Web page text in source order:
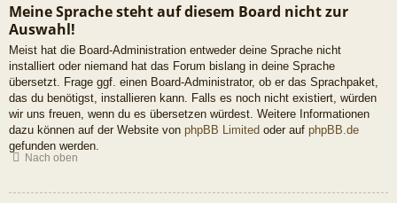
Meine Sprache steht auf diesem Board nicht zur
Auswahl!
Meist hat die Board-Administration entweder deine Sprache nicht
installiert oder niemand hat das Forum bislang in deine Sprache
übersetzt. Frage ggf. einen Board-Administrator, ob er das Sprachpaket,
das du benötigst, installieren kann. Falls es noch nicht existiert, würden
wir uns freuen, wenn du es übersetzen würdest. Weitere Informationen
dazu können auf der Website von phpBB Limited oder auf phpBB.de
gefunden werden.
Nach oben